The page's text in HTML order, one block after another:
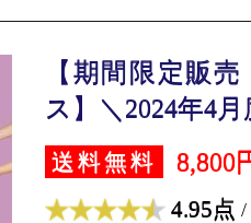
【期間限定販
ス】＼2024年4
送料無料 8,800
4.95点 /